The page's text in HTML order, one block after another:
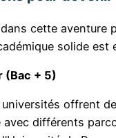
cette aventure
solide est
(Bac + 5)
universités offrent
avec différents